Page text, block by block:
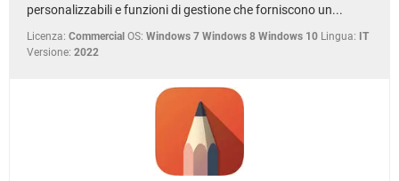
personalizzabili e funzioni di gestione che forniscono un...
Licenza: Commercial OS: Windows 7 Windows 8 Windows 10 Lingua: IT
Versione: 2022